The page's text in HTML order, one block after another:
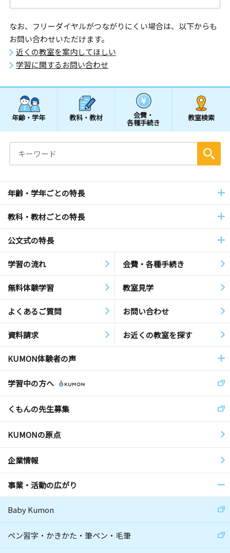
なお、フリーダイヤルがつながりにくい場合は、以下からも
お問い合わせいただけます。
近くの教室を案内してほしい
学習に関するお問い合わせ
年齢・学年 教科・教材 会費・
各種手続き
教室検索
年齢・学年ごとの特長
教科・教材ごとの特長
公文式の特長
学習の流れ 会費・各種手続き
無料体験学習 教室見学
よくあるご質問 お問い合わせ
資料請求 お近くの教室を探す
KUMON体験者の声
学習中の方へ
くもんの先生募集
KUMONの原点
企業情報
事業・活動の広がり
Baby Kumon
ペン習字・かきかた・筆ペン・毛筆